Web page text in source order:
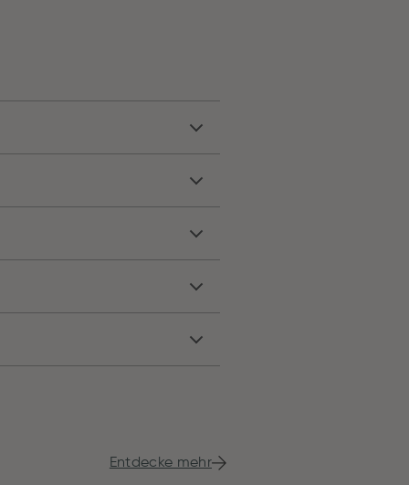
Entdecke mehr